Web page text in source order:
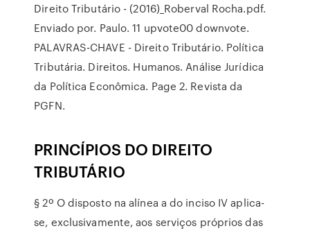
Direito Tributário - (2016)_Roberval Rocha.pdf.
Enviado por. Paulo. 11 upvote00 downvote.
PALAVRAS-CHAVE - Direito Tributário. Política
Tributária. Direitos. Humanos. Análise Jurídica
da Política Econômica. Page 2. Revista da
PGFN.
PRINCÍPIOS DO DIREITO
TRIBUTÁRIO
§ 2º O disposto na alínea a do inciso IV aplica-
se, exclusivamente, aos serviços próprios das